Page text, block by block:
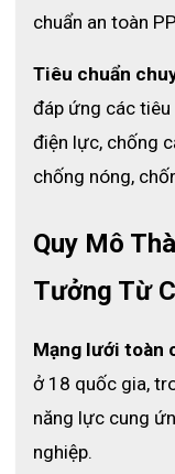
chuẩn an toàn
Tiêu chuẩn
đáp ứng các tiêu
điện lực, chống
chống nóng,
Quy Mô
Tưởng Từ
Mạng lưới toàn
ở 18 quốc gia,
năng lực cung
nghiệp.